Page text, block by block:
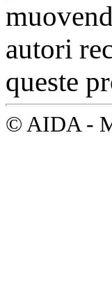
autori
queste
© AIDA -